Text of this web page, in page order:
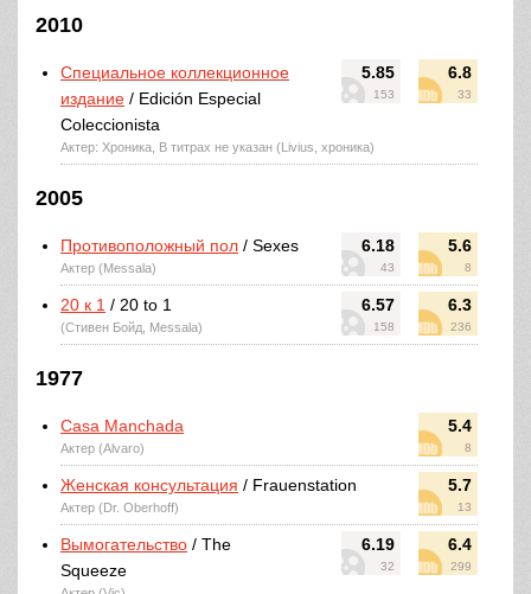
2010
5.85
153
6.8
33
Специальное коллекционное
издание / Edición Especial
Coleccionista
Актер: Хроника, В титрах не указан (Livius, хроника)
2005
6.18
43
5.6
8
Противоположный пол / Sexes
Актер (Messala)
6.57
158
6.3
236
20 к 1 / 20 to 1
(Стивен Бойд, Messala)
1977
5.4
8
Casa Manchada
Актер (Alvaro)
5.7
13
Женская консультация / Frauenstation
Актер (Dr. Oberhoff)
6.19
32
6.4
299
Вымогательство / The
Squeeze